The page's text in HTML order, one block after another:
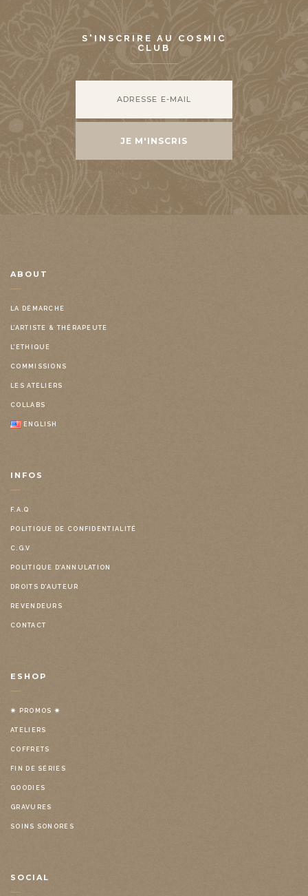
S'INSCRIRE AU COSMIC
CLUB
ABOUT
LA DÉMARCHE
L’ARTISTE & THÉRAPEUTE
L’ETHIQUE
COMMISSIONS
LES ATELIERS
COLLABS
ENGLISH
INFOS
F.A.Q
POLITIQUE DE CONFIDENTIALITÉ
C.G.V
POLITIQUE D’ANNULATION
DROITS D’AUTEUR
REVENDEURS
CONTACT
ESHOP
✷ PROMOS ✷
ATELIERS
COFFRETS
FIN DE SÉRIES
GOODIES
GRAVURES
SOINS SONORES
SOCIAL